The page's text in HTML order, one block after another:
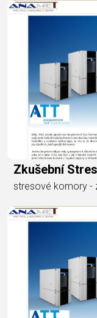
Zkušební
stresové komory -